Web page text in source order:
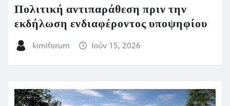
Πολιτική αντιπαράθεση πριν την
εκδήλωση ενδιαφέροντος υποψηφίου
kimiforum Ιούν 15, 2026